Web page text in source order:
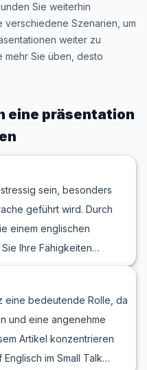
Sie weiterhin
Szenarien, um
weiter zu
mehr Sie üben, desto
eine präsentation
sein, besonders
geführt wird. Durch
einem englischen
Ihre Fähigkeiten
aufbauen. In diesem
wichtige Aspekte einer
Sie werden nützliche
die Sie in einem
antreffen
um Ihr Englisch vor
eine bedeutende Rolle, da
und eine angenehme
Artikel konzentrieren
im Small Talk